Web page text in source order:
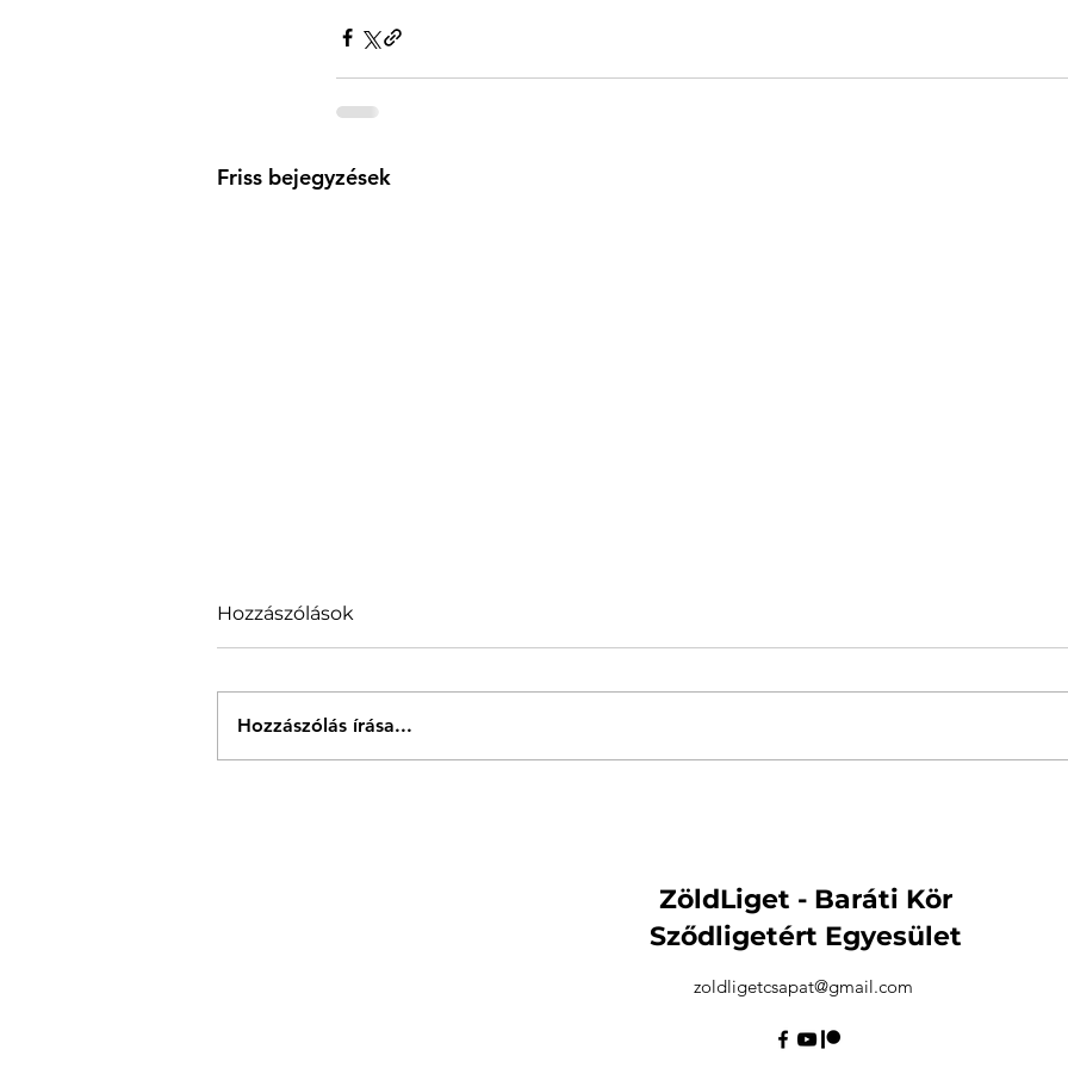
Friss bejegyzések
Hozzászólások
Hozzászólás írása...
ZöldLiget - Baráti Kör
Sződligetért Egyesület
zoldligetcsapat@gmail.com